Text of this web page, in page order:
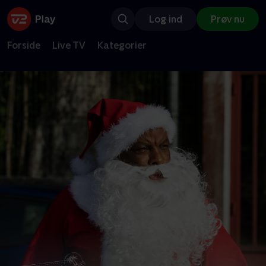
Log ind Prøv nu
Forside Live TV Kategorier